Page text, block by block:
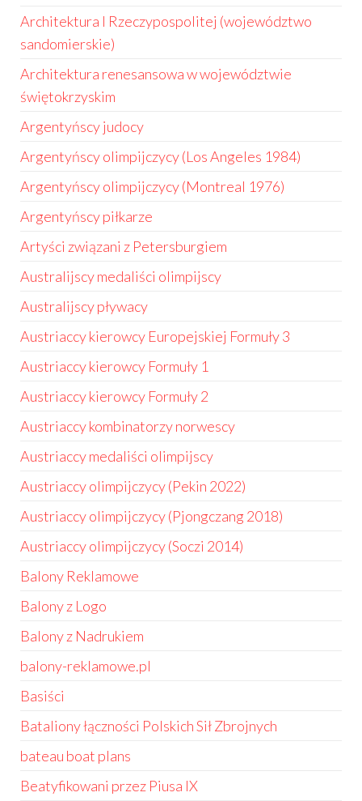
Architektura I Rzeczypospolitej (województwo
sandomierskie)
Architektura renesansowa w województwie
świętokrzyskim
Argentyńscy judocy
Argentyńscy olimpijczycy (Los Angeles 1984)
Argentyńscy olimpijczycy (Montreal 1976)
Argentyńscy piłkarze
Artyści związani z Petersburgiem
Australijscy medaliści olimpijscy
Australijscy pływacy
Austriaccy kierowcy Europejskiej Formuły 3
Austriaccy kierowcy Formuły 1
Austriaccy kierowcy Formuły 2
Austriaccy kombinatorzy norwescy
Austriaccy medaliści olimpijscy
Austriaccy olimpijczycy (Pekin 2022)
Austriaccy olimpijczycy (Pjongczang 2018)
Austriaccy olimpijczycy (Soczi 2014)
Balony Reklamowe
Balony z Logo
Balony z Nadrukiem
balony-reklamowe.pl
Basiści
Bataliony łączności Polskich Sił Zbrojnych
bateau boat plans
Beatyfikowani przez Piusa IX